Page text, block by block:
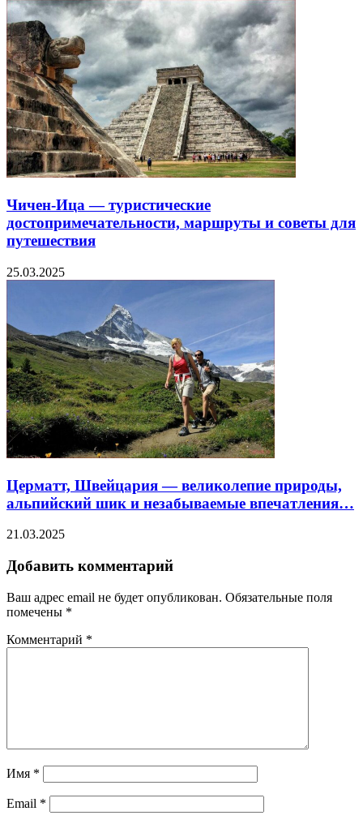
Чичен-Ица — туристические
достопримечательности, маршруты и советы для
путешествия
25.03.2025
Церматт, Швейцария — великолепие природы,
альпийский шик и незабываемые впечатления…
21.03.2025
Добавить комментарий
Ваш адрес email не будет опубликован. Обязательные поля
помечены *
Комментарий *
Имя *
Email *